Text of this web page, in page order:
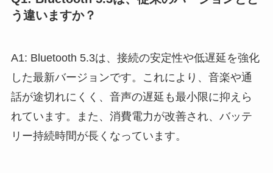
う違いますか？
A1: Bluetooth 5.3は、接続の安定性や低遅延を強化
した最新バージョンです。これにより、音楽や通
話が途切れにくく、音声の遅延も最小限に抑えら
れています。また、消費電力が改善され、バッテ
リー持続時間が長くなっています。